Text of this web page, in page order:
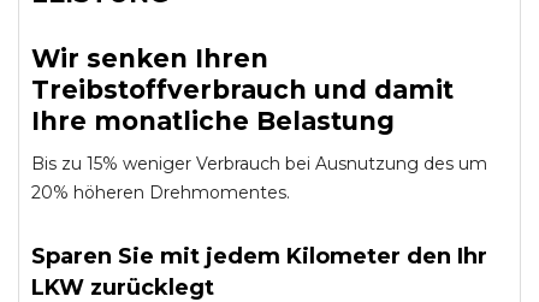
Wir senken Ihren
Treibstoffverbrauch und damit
Ihre monatliche Belastung
Bis zu 15% weniger Verbrauch bei Ausnutzung des um
20% höheren Drehmomentes.
Sparen Sie mit jedem Kilometer den Ihr
LKW zurücklegt